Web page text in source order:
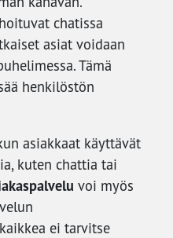
chatissa
asiat voidaan
Tämä
henkilöstön
asiakkaat käyttävät
kuten chattia tai
voi myös
ei tarvitse